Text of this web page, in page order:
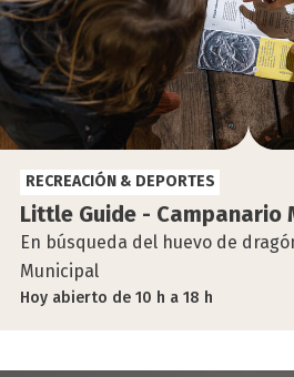
Little Gui­de - Cam­pa­na­rio
En búsqueda del huevo de
Municipal
RECREACIÓN & DEPORTES
Hoy abierto de 10 h a 18 h